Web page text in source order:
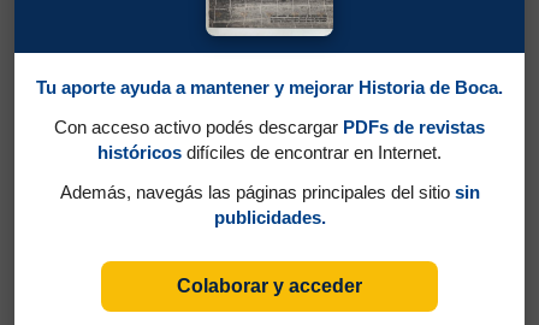
Tu aporte ayuda a mantener y mejorar Historia de Boca.
Con acceso activo podés descargar PDFs de revistas
históricos difíciles de encontrar en Internet.
Además, navegás las páginas principales del sitio sin
publicidades.
Colaborar y acceder